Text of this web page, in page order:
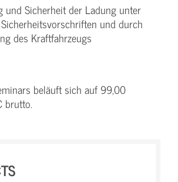
und Sicherheit der Ladung unter
und durch
des Kraftfahrzeugs
beläuft sich auf 99,00
brutto.